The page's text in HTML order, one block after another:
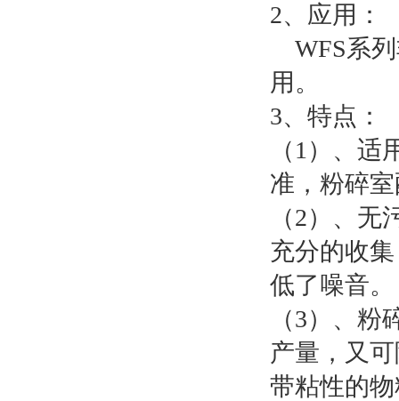
2、应用：
WFS系列
用。
3、特点：
（1）、
准，粉碎
（2）、
充分的收
低了噪音。
（3）、
产量，又
带粘性的